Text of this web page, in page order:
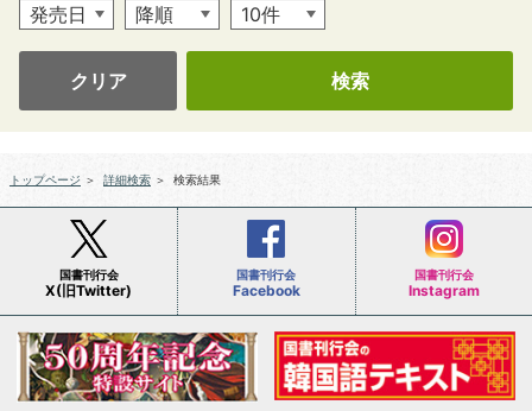
クリア
トップページ ＞ 詳細検索 ＞ 検索結果
国書刊行会
X(旧Twitter)
国書刊行会
Facebook
国書刊行会
Instagram